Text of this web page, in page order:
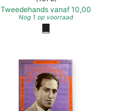
Tweedehands vanaf 10,00
Nog 1 op voorraad